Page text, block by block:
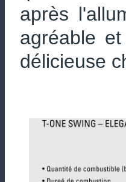
après
agréable
délicieuse